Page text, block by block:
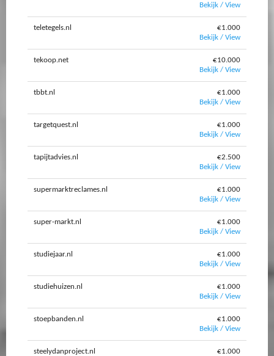
Bekijk / View
teletegels.nl
€1.000
Bekijk / View
tekoop.net
€10.000
Bekijk / View
tbbt.nl
€1.000
Bekijk / View
targetquest.nl
€1.000
Bekijk / View
tapijtadvies.nl
€2.500
Bekijk / View
supermarktreclames.nl
€1.000
Bekijk / View
super-markt.nl
€1.000
Bekijk / View
studiejaar.nl
€1.000
Bekijk / View
studiehuizen.nl
€1.000
Bekijk / View
stoepbanden.nl
€1.000
Bekijk / View
steelydanproject.nl
€1.000